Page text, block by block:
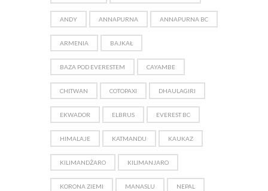
ANDY ANNAPURNA ANNAPURNA BC
ARMENIA BAJKAŁ
BAZA POD EVERESTEM CAYAMBE
CHITWAN COTOPAXI DHAULAGIRI
EKWADOR ELBRUS EVEREST BC
HIMALAJE KATMANDU KAUKAZ
KILIMANDŻARO KILIMANJARO
KORONA ZIEMI MANASLU NEPAL